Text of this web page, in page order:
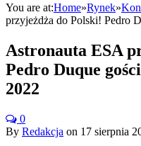
You are at:Home»Rynek»
przyjeżdża do Polski! Pedro
Astronauta ESA
Pedro Duque
2022
0
By Redakcja on 17 sierpnia